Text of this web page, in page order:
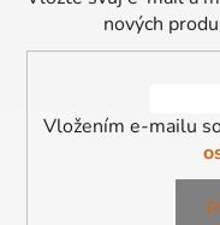
nových
Vložením e-mailu